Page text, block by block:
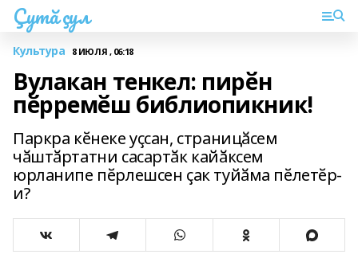
Çутă çул
Культура 8 ИЮЛЯ , 06:18
Вулакан тенкел: пирӗн
пӗрремӗш библиопикник!
Паркра кӗнеке уҫсан, страницӑсем
чӑштӑртатни сасартӑк кайӑксем
юрланипе пӗрлешсен ҫак туйӑма пӗлетӗр-
и?